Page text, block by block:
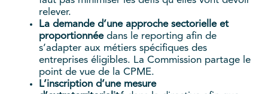
relever.
La demande d’une approche sectorielle et
proportionnéedans le reporting afin de
s’adapter aux métiers spécifiques des
entreprises éligibles. La Commission partage le
point de vue de la CPME.
L’inscription d’une mesure